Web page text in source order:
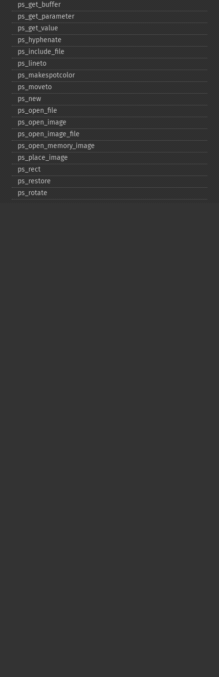
ps_​get_​buffer
ps_​get_​parameter
ps_​get_​value
ps_​hyphenate
ps_​include_​file
ps_​lineto
ps_​makespotcolor
ps_​moveto
ps_​new
ps_​open_​file
ps_​open_​image
ps_​open_​image_​file
ps_​open_​memory_​image
ps_​place_​image
ps_​rect
ps_​restore
ps_​rotate